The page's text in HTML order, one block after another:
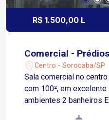
R$ 1.500,00 L
Comercial - Prédios
Centro - Sorocaba/SP
Sala comercial no
com 100², em excelente
ambientes 2 banheiros Elevador